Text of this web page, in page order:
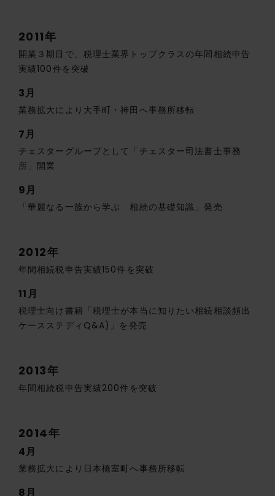
2011年
開業３期目で、税理士業界トップクラスの年間相続申告
実績100件を突破
3月
業務拡大により大手町・神田へ事務所移転
7月
チェスターグループとして「チェスター司法書士事務
所」開業
9月
「華麗なる一族から学ぶ 相続の基礎知識」発売
2012年
年間相続税申告実績150件を突破
11月
税理士向け書籍「税理士が本当に知りたい相続相談頻出
ケースステディQ&A)」を発売
2013年
年間相続税申告実績200件を突破
2014年
4月
業務拡大により日本橋室町へ事務所移転
8月